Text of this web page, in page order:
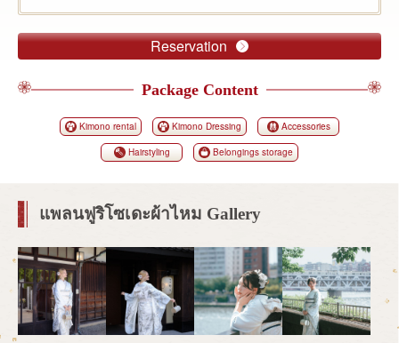
Reservation
Package Content
Kimono rental Kimono Dressing Accessories
Hairstyling Belongings storage
แพลนฟูริโซเดะผ้าไหม Gallery